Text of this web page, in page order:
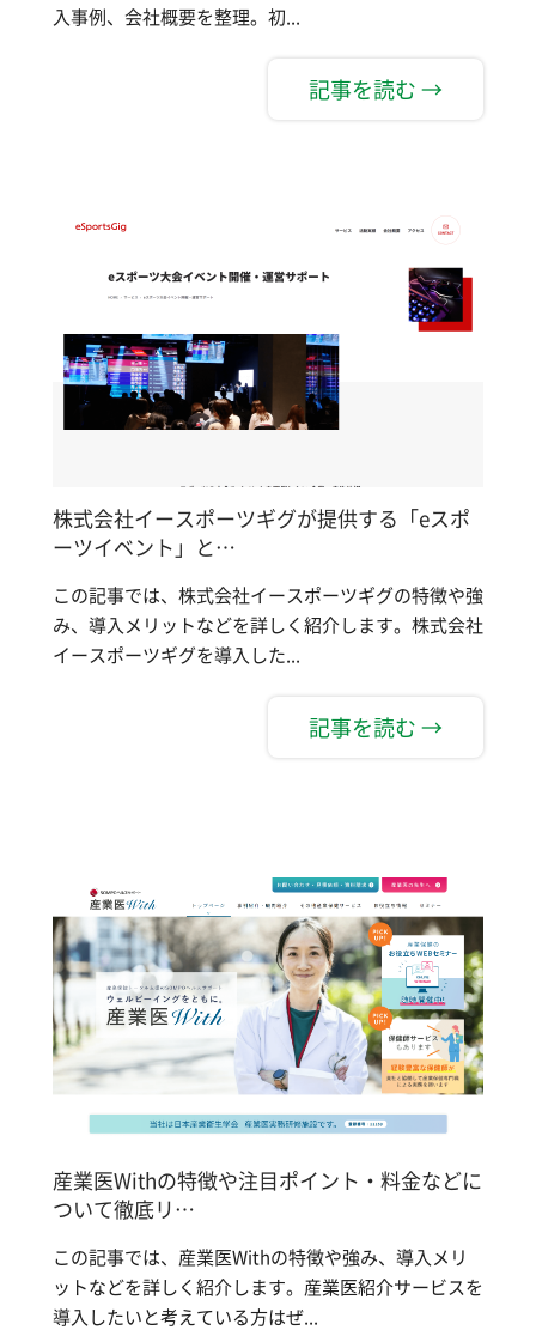
入事例、会社概要を整理。初...
記事を読む →
株式会社イースポーツギグが提供する「eスポ
ーツイベント」と…
この記事では、株式会社イースポーツギグの特徴や強
み、導入メリットなどを詳しく紹介します。株式会社
イースポーツギグを導入した...
記事を読む →
産業医Withの特徴や注目ポイント・料金などに
ついて徹底リ…
この記事では、産業医Withの特徴や強み、導入メリ
ットなどを詳しく紹介します。産業医紹介サービスを
導入したいと考えている方はぜ...